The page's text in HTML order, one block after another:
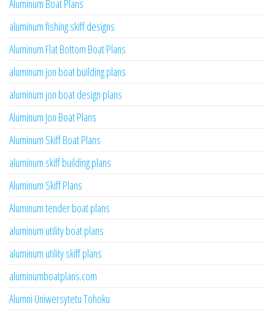
Aluminum Boat Plans
aluminum fishing skiff designs
Aluminum Flat Bottom Boat Plans
aluminum jon boat building plans
aluminum jon boat design plans
Aluminum Jon Boat Plans
Aluminum Skiff Boat Plans
aluminum skiff building plans
Aluminum Skiff Plans
Aluminum tender boat plans
aluminum utility boat plans
aluminum utility skiff plans
aluminumboatplans.com
Alumni Uniwersytetu Tohoku